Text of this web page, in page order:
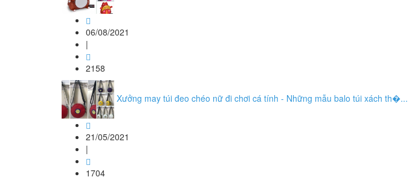
06/08/2021
|
2158
Xưởng may túi đeo chéo nữ đi chơi cá tính - Những mẫu balo túi xách th�...
21/05/2021
|
1704